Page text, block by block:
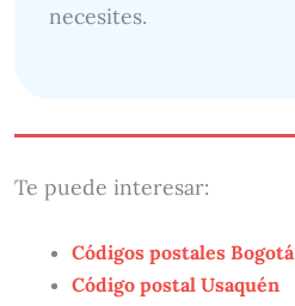
necesites.
Te puede interesar:
Códigos postales Bogotá
Código postal Usaquén